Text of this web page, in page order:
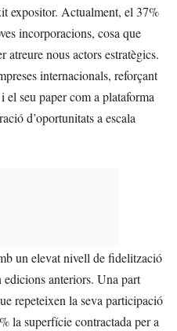
expositor. Actualment, el 37%
incorporacions, cosa que
nous actors estratègics.
internacionals, reforçant
seu paper com a plataforma
d’oportunitats a escala
un elevat nivell de fidelització
edicions anteriors. Una part
repeteixen la seva participació
la superfície contractada per a